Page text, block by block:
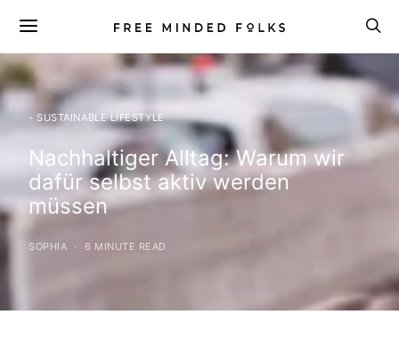
- SUSTAINABLE LIFESTYLE
Nachhaltiger Alltag: Warum wir
dafür selbst aktiv werden
müssen
SOPHIA 6 MINUTE READ